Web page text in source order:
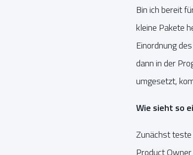
Bin ich bereit
kleine Pakete
Einordnung
dann in der
umgesetzt,
Wie sieht so
Zunächst teste
Product